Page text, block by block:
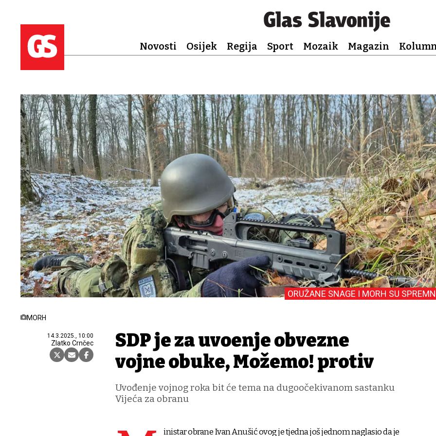
Novosti Osijek Regija Sport Mozaik Magazin
MORH
14.3.2025., 10:00
Zlatko Crnčec
ORUŽANE SNAGE I MORH SU
SDP je za uvođenje obvezne
vojne obuke, Možemo! protiv
Uvođenje vojnog roka bit će tema na dugoočekivanom sastanku
Vijeća za obranu
inistar obrane Ivan Anušić ovog je tjedna još jednom naglasio da je